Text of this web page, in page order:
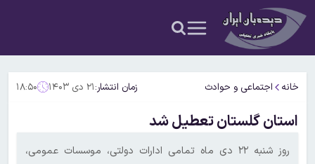
خانه اجتماعی و حوادث زمان انتشار:۲۱ دی ۱۴۰۳ ۱۸:۵۰
استان گلستان تعطیل شد
روز شنبه ۲۲ دی ماه تمامی ادارات دولتی، موسسات عمومی،